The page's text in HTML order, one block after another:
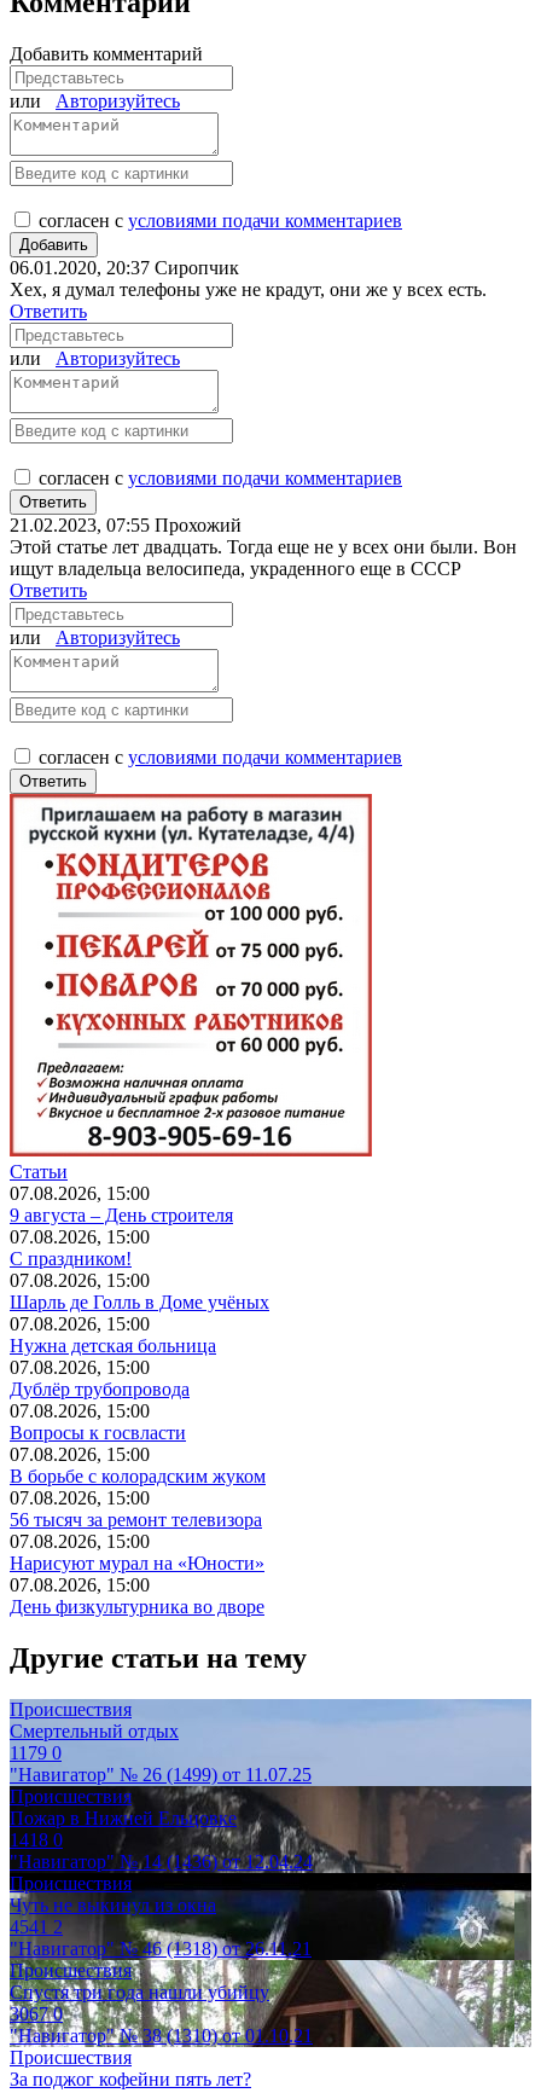
Добавить комментарий
или Авторизуйтесь
согласен с условиями подачи комментариев
06.01.2020, 20:37 Сиропчик
Хех, я думал телефоны уже не крадут, они же у всех есть.
Ответить
или Авторизуйтесь
согласен с условиями подачи комментариев
21.02.2023, 07:55 Прохожий
Этой статье лет двадцать. Тогда еще не у всех они были. Вон
ищут владельца велосипеда, украденного еще в СССР
Ответить
или Авторизуйтесь
согласен с условиями подачи комментариев
Статьи
07.08.2026, 15:00
9 августа – День строителя
07.08.2026, 15:00
С праздником!
07.08.2026, 15:00
Шарль де Голль в Доме учёных
07.08.2026, 15:00
Нужна детская больница
07.08.2026, 15:00
Дублёр трубопровода
07.08.2026, 15:00
Вопросы к госвласти
07.08.2026, 15:00
В борьбе с колорадским жуком
07.08.2026, 15:00
56 тысяч за ремонт телевизора
07.08.2026, 15:00
Нарисуют мурал на «Юности»
07.08.2026, 15:00
День физкультурника во дворе
Другие статьи на тему
Происшествия
Смертельный отдых
1179 0
"Навигатор" № 26 (1499) от 11.07.25
Происшествия
Пожар в Нижней Ельцовке
1418 0
"Навигатор" № 14 (1436) от 12.04.24
Происшествия
Чуть не выкинул из окна
4541 2
"Навигатор" № 46 (1318) от 26.11.21
Происшествия
Спустя три года нашли убийцу
30670
"Навигатор" № 38 (1310) от 01.10.21
Происшествия
За поджог кофейни пять лет?